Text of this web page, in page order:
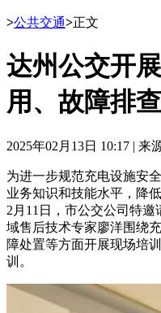
>公共交通>正文
达州公交开
用、故障排
2025年02月13日 10:17 | 来
为进一步规范充电设施安
业务知识和技能水平，降
2月11日，市公交公司特
域售后技术专家廖洋围绕
障处置等方面开展现场培
训。